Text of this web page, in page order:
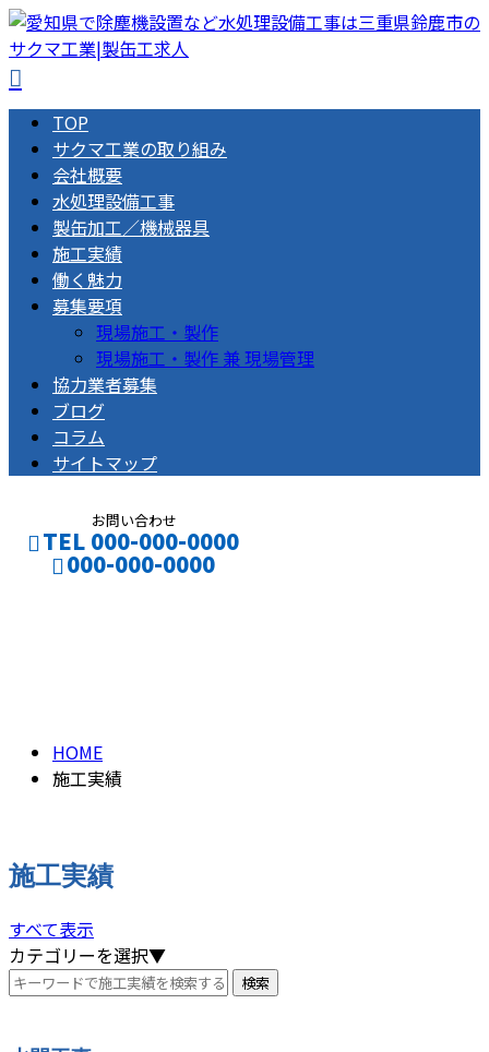
TOP
サクマ工業の取り組み
会社概要
水処理設備工事
製缶加工／機械器具
施工実績
働く魅力
募集要項
現場施工・製作
現場施工・製作 兼 現場管理
協力業者募集
ブログ
コラム
サイトマップ
お問い合わせ
TEL 000-000-0000
000-000-0000
HOME
施工実績
施工実績
すべて表示
カテゴリーを選択▼